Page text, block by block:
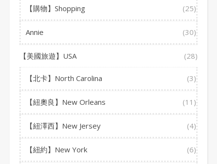
【購物】Shopping (25)
Annie (30)
【美國旅遊】USA (28)
【北卡】North Carolina (3)
【紐奧良】New Orleans (11)
【紐澤西】New Jersey (4)
【紐約】New York (6)